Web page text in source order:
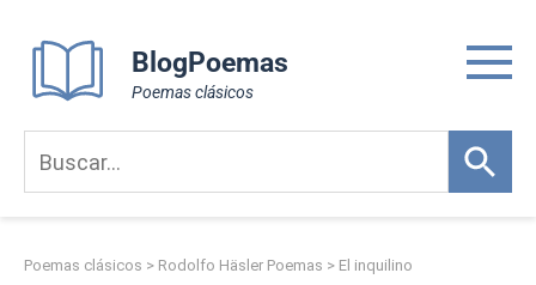
content
BlogPoemas
Poemas clásicos
Poemas clásicos > Rodolfo Häsler Poemas > El inquilino